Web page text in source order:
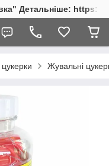
Детальніше: https://
Жувальні